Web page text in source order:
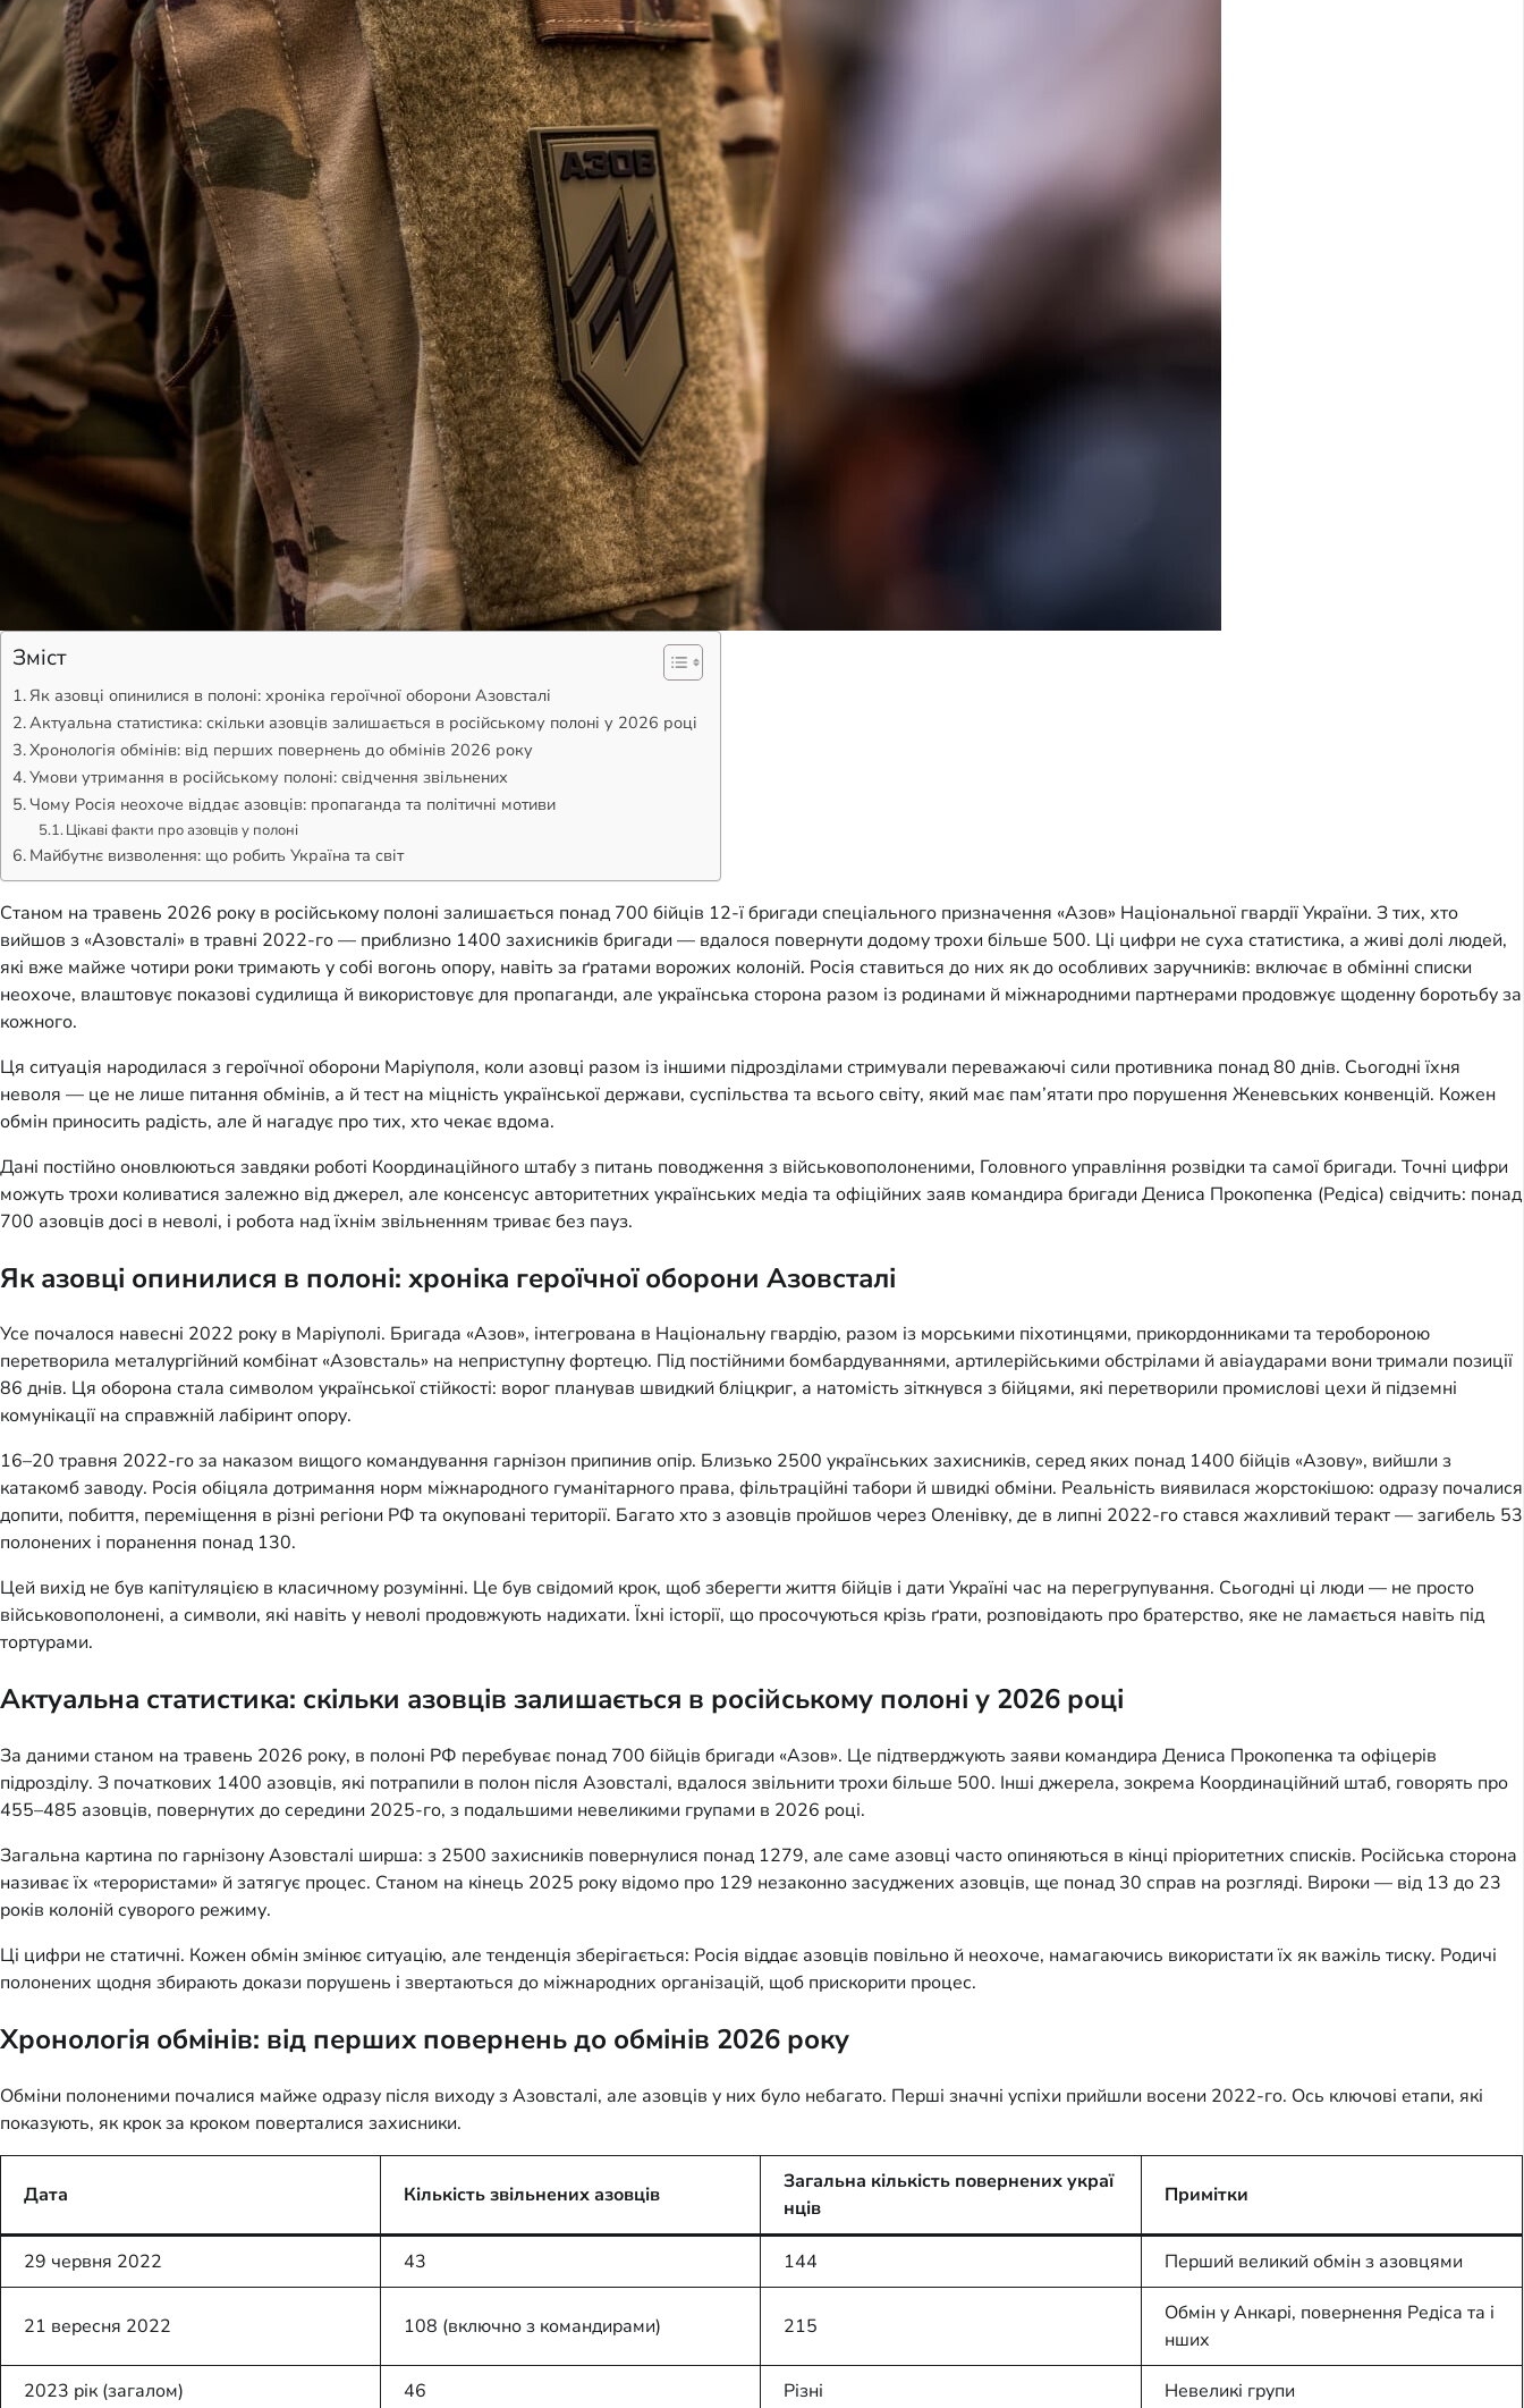
Зміст
Як азовці опинилися в полоні: хроніка героїчної оборони Азовсталі
Актуальна статистика: скільки азовців залишається в російському полоні у 2026 році
Хронологія обмінів: від перших повернень до обмінів 2026 року
Умови утримання в російському полоні: свідчення звільнених
Чому Росія неохоче віддає азовців: пропаганда та політичні мотиви
Цікаві факти про азовців у полоні
Майбутнє визволення: що робить Україна та світ
Станом на травень 2026 року в російському полоні залишається понад 700 бійців 12-ї бригади спеціального призначення «Азов» Національної гвардії України. З тих, хто
вийшов з «Азовсталі» в травні 2022-го — приблизно 1400 захисників бригади — вдалося повернути додому трохи більше 500. Ці цифри не суха статистика, а живі долі людей,
які вже майже чотири роки тримають у собі вогонь опору, навіть за ґратами ворожих колоній. Росія ставиться до них як до особливих заручників: включає в обмінні списки
неохоче, влаштовує показові судилища й використовує для пропаганди, але українська сторона разом із родинами й міжнародними партнерами продовжує щоденну боротьбу за
кожного.
Ця ситуація народилася з героїчної оборони Маріуполя, коли азовці разом із іншими підрозділами стримували переважаючі сили противника понад 80 днів. Сьогодні їхня
неволя — це не лише питання обмінів, а й тест на міцність української держави, суспільства та всього світу, який має пам’ятати про порушення Женевських конвенцій. Кожен
обмін приносить радість, але й нагадує про тих, хто чекає вдома.
Дані постійно оновлюються завдяки роботі Координаційного штабу з питань поводження з військовополоненими, Головного управління розвідки та самої бригади. Точні цифри
можуть трохи коливатися залежно від джерел, але консенсус авторитетних українських медіа та офіційних заяв командира бригади Дениса Прокопенка (Редіса) свідчить: понад
700 азовців досі в неволі, і робота над їхнім звільненням триває без пауз.
Як азовці опинилися в полоні: хроніка героїчної оборони Азовсталі
Усе почалося навесні 2022 року в Маріуполі. Бригада «Азов», інтегрована в Національну гвардію, разом із морськими піхотинцями, прикордонниками та теробороною
перетворила металургійний комбінат «Азовсталь» на неприступну фортецю. Під постійними бомбардуваннями, артилерійськими обстрілами й авіаударами вони тримали позиції
86 днів. Ця оборона стала символом української стійкості: ворог планував швидкий бліцкриг, а натомість зіткнувся з бійцями, які перетворили промислові цехи й підземні
комунікації на справжній лабіринт опору.
16–20 травня 2022-го за наказом вищого командування гарнізон припинив опір. Близько 2500 українських захисників, серед яких понад 1400 бійців «Азову», вийшли з
катакомб заводу. Росія обіцяла дотримання норм міжнародного гуманітарного права, фільтраційні табори й швидкі обміни. Реальність виявилася жорстокішою: одразу почалися
допити, побиття, переміщення в різні регіони РФ та окуповані території. Багато хто з азовців пройшов через Оленівку, де в липні 2022-го стався жахливий теракт — загибель 53
полонених і поранення понад 130.
Цей вихід не був капітуляцією в класичному розумінні. Це був свідомий крок, щоб зберегти життя бійців і дати Україні час на перегрупування. Сьогодні ці люди — не просто
військовополонені, а символи, які навіть у неволі продовжують надихати. Їхні історії, що просочуються крізь ґрати, розповідають про братерство, яке не ламається навіть під
тортурами.
Актуальна статистика: скільки азовців залишається в російському полоні у 2026 році
За даними станом на травень 2026 року, в полоні РФ перебуває понад 700 бійців бригади «Азов». Це підтверджують заяви командира Дениса Прокопенка та офіцерів
підрозділу. З початкових 1400 азовців, які потрапили в полон після Азовсталі, вдалося звільнити трохи більше 500. Інші джерела, зокрема Координаційний штаб, говорять про
455–485 азовців, повернутих до середини 2025-го, з подальшими невеликими групами в 2026 році.
Загальна картина по гарнізону Азовсталі ширша: з 2500 захисників повернулися понад 1279, але саме азовці часто опиняються в кінці пріоритетних списків. Російська сторона
називає їх «терористами» й затягує процес. Станом на кінець 2025 року відомо про 129 незаконно засуджених азовців, ще понад 30 справ на розгляді. Вироки — від 13 до 23
років колоній суворого режиму.
Ці цифри не статичні. Кожен обмін змінює ситуацію, але тенденція зберігається: Росія віддає азовців повільно й неохоче, намагаючись використати їх як важіль тиску. Родичі
полонених щодня збирають докази порушень і звертаються до міжнародних організацій, щоб прискорити процес.
Хронологія обмінів: від перших повернень до обмінів 2026 року
Обміни полоненими почалися майже одразу після виходу з Азовсталі, але азовців у них було небагато. Перші значні успіхи прийшли восени 2022-го. Ось ключові етапи, які
показують, як крок за кроком поверталися захисники.
Дата Кількість звільнених азовців
Загальна кількість повернених украї
нців
Примітки
29 червня 2022 43 144 Перший великий обмін з азовцями
21 вересня 2022 108 (включно з командирами) 215
Обмін у Анкарі, повернення Редіса та і
нших
2023 рік (загалом) 46 Різні Невеликі групи